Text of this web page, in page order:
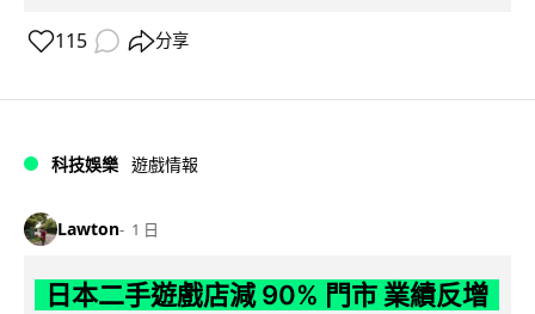
115 分享
科技娛樂 遊戲情報
Lawton 1 日
日本二手遊戲店減 90% 門市 業績反增